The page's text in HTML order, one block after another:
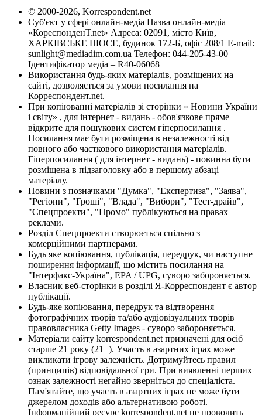
© 2000-2026, Korrespondent.net
Суб'єкт у сфері онлайн-медіа Назва онлайн-медіа –
«КореспонденТ.net» Адреса: 02091, місто Київ,
ХАРКІВСЬКЕ ШОСЕ, будинок 172-Б, офіс 208/1 E-mail:
sunlight@mediadim.com.ua Телефон: 044-205-43-00
Ідентифікатор медіа – R40-06068
Використання будь-яких матеріалів, розміщених на
сайті, дозволяється за умови посилання на
Корреспондент.net.
При копіюванні матеріалів зі сторінки « Новини України
і світу» , для інтернет - видань - обов'язкове пряме
відкрите для пошукових систем гіперпосилання .
Посилання має бути розміщена в незалежності від
повного або часткового використання матеріалів.
Гіперпосилання ( для інтернет - видань) - повинна бути
розміщена в підзаголовку або в першому абзаці
матеріалу.
Новини з позначками "Думка", "Експертиза", "Заява",
"Регіони", "Гроші", "Влада", "Вибори", "Тест-драйв",
"Спецпроекти", "Промо" публікуються на правах
реклами.
Розділ Спецпроекти створюється спільно з
комерційними партнерами.
Будь яке копіювання, публікація, передрук, чи наступне
поширення інформації, що містить посилання на
"Інтерфакс-Україна", EPA / UPG, суворо забороняється.
Власник веб-сторінки в розділі Я-Корреспондент є автор
публікації.
Будь-яке копіювання, передрук та відтворення
фотографічних творів та/або аудіовізуальних творів
правовласника Getty Images - суворо забороняється.
Матеріали сайту korrespondent.net призначені для осіб
старше 21 року (21+). Участь в азартних іграх може
викликати ігрову залежність. Дотримуйтесь правил
(принципів) відповідальної гри. При виявленні перших
ознак залежності негайно зверніться до спеціаліста.
Пам'ятайте, що участь в азартних іграх не може бути
джерелом доходів або альтернативою роботі.
Інформаційний ресурс korrespondent.net не проводить